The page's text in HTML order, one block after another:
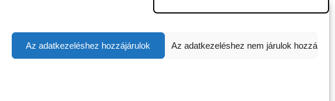
Az adatkezeléshez hozzájárulok Az adatkezeléshez nem járulok hozzá